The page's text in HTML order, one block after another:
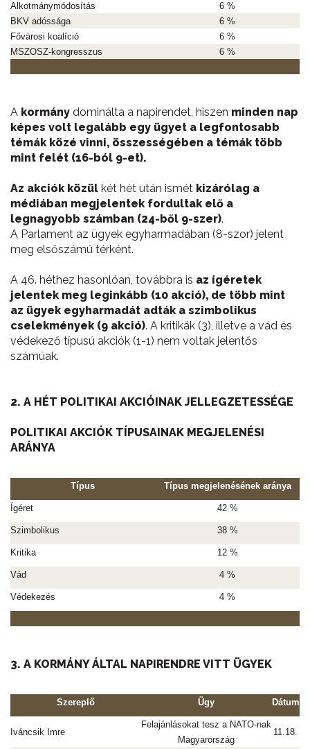
Alkotmánymódosítás
6 %
BKV adóssága
6 %
Fővárosi koalíció
6 %
MSZOSZ-kongresszus
6 %
A kormány dominálta a napirendet, hiszen minden nap
képes volt legalább egy ügyet a legfontosabb
témák közé vinni, összességében a témák több
mint felét (16-ból 9-et).
Az akciók közül két hét után ismét kizárólag a
médiában megjelentek fordultak elő a
legnagyobb számban (24-ből 9-szer).
A Parlament az ügyek egyharmadában (8-szor) jelent
meg elsőszámú térként.
A 46. héthez hasonlóan, továbbra is az ígéretek
jelentek meg leginkább (10 akció), de több mint
az ügyek egyharmadát adták a szimbolikus
cselekmények (9 akció). A kritikák (3), illetve a vád és
védekező típusú akciók (1-1) nem voltak jelentős
számúak.
2. A HÉT POLITIKAI AKCIÓINAK JELLEGZETESSÉGE
POLITIKAI AKCIÓK TÍPUSAINAK MEGJELENÉSI
ARÁNYA
Típus Típus megjelenésének aránya
Ígéret 42 %
Szimbolikus 38 %
Kritika 12 %
Vád 4 %
Védekezés 4 %
3. A KORMÁNY ÁLTAL NAPIRENDRE VITT ÜGYEK
Szereplő Ügy Dátum
Iváncsik Imre
Felajánlásokat tesz a NATO-nak
Magyarország
11.18.